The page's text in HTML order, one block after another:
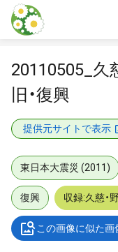
本文に飛ぶ
20110505_久
旧・復興
提供元サイトで表示
東日本大震災 (2011)
復興 収録:久慈・
この画像に似た画